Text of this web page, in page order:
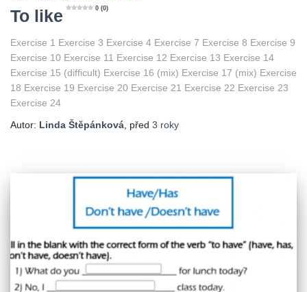
To like 0 (0)
Exercise 1 Exercise 3 Exercise 4 Exercise 7 Exercise 8 Exercise 9
Exercise 10 Exercise 11 Exercise 12 Exercise 13 Exercise 14
Exercise 15 (difficult) Exercise 16 (mix) Exercise 17 (mix) Exercise
18 Exercise 19 Exercise 20 Exercise 21 Exercise 22 Exercise 23
Exercise 24
Autor: Linda Štěpánková , před 3 roky